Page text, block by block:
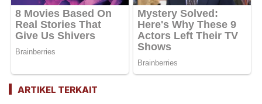
ARTIKEL TERKAIT